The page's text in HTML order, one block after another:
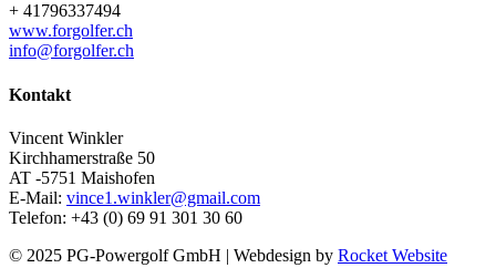
+ 41796337494
www.forgolfer.ch
info@forgolfer.ch
Kontakt
Vincent Winkler
Kirchhamerstraße 50
AT -5751 Maishofen
E-Mail: vince1.winkler@gmail.com
Telefon: +43 (0) 69 91 301 30 60
© 2025 PG-Powergolf GmbH | Webdesign by Rocket Website